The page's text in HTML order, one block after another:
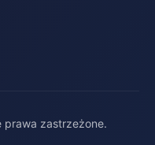
zastrzeżone.